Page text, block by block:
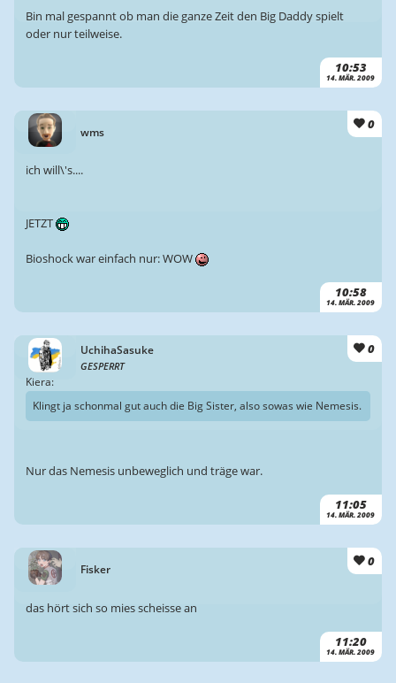
10:53
14. MÄR. 2009
Bin mal gespannt ob man die ganze Zeit den Big Daddy spielt
oder nur teilweise.
wms
0
10:58
14. MÄR. 2009
ich will\'s....
JETZT
Bioshock war einfach nur: WOW
UchihaSasuke
GESPERRT
0
11:05
14. MÄR. 2009
Kiera:
Klingt ja schonmal gut auch die Big Sister, also sowas wie Nemesis.
Nur das Nemesis unbeweglich und träge war.
Fisker
0
11:20
14. MÄR. 2009
das hört sich so mies scheisse an